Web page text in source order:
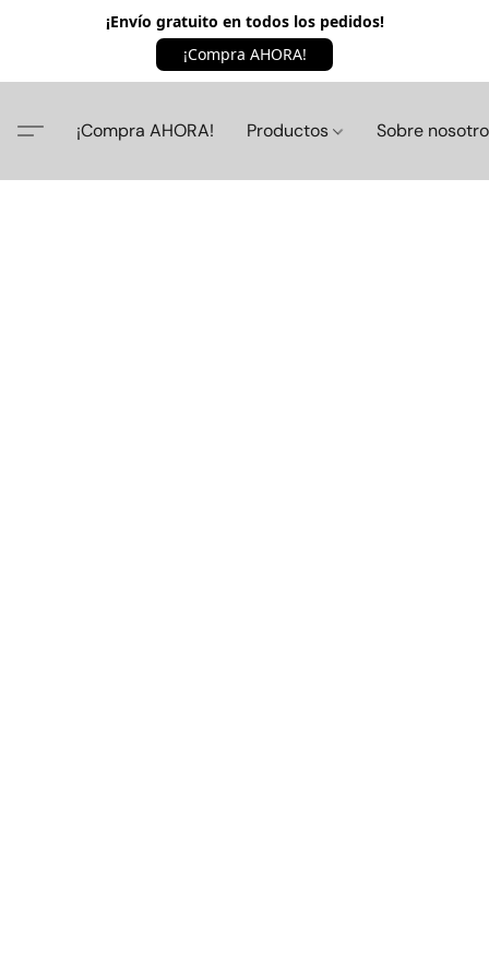
¡Envío gratuito en todos los pedidos!
¡Compra AHORA!
¡Compra AHORA! Productos Sobre